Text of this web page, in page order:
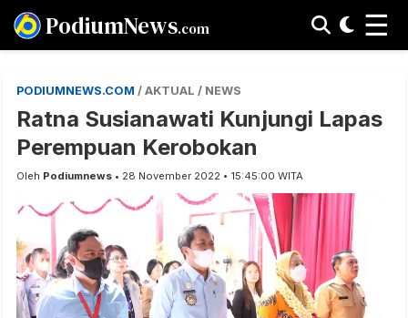
PodiumNews.com ☰
PODIUMNEWS.COM / AKTUAL / NEWS
Ratna Susianawati Kunjungi Lapas
Perempuan Kerobokan
Oleh Podiumnews • 28 November 2022 • 15:45:00 WITA